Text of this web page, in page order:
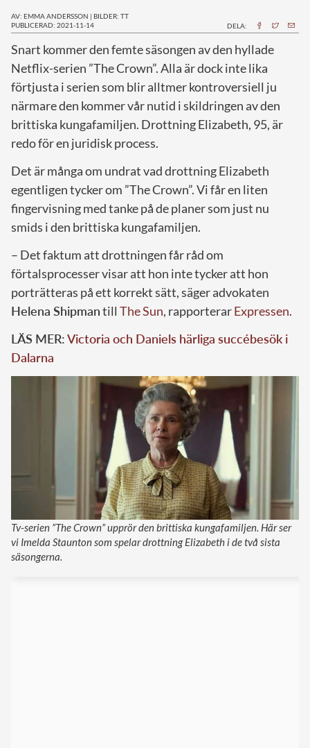
AV: EMMA ANDERSSON | BILDER: TT
PUBLICERAD: 2021-11-14
DELA:
Snart kommer den femte säsongen av den hyllade
Netflix-serien ”The Crown”. Alla är dock inte lika
förtjusta i serien som blir alltmer kontroversiell ju
närmare den kommer vår nutid i skildringen av den
brittiska kungafamiljen. Drottning Elizabeth, 95, är
redo för en juridisk process.
Det är många om undrat vad drottning Elizabeth
egentligen tycker om ”The Crown”. Vi får en liten
fingervisning med tanke på de planer som just nu
smids i den brittiska kungafamiljen.
– Det faktum att drottningen får råd om
förtalsprocesser visar att hon inte tycker att hon
porträtteras på ett korrekt sätt, säger advokaten
Helena Shipmantill The Sun, rapporterarExpressen.
LÄS MER:Victoria och Daniels härliga succébesök i
Dalarna
Tv-serien ”The Crown” upprör den brittiska kungafamiljen. Här ser
vi Imelda Staunton som spelar drottning Elizabeth i de två sista
säsongerna.